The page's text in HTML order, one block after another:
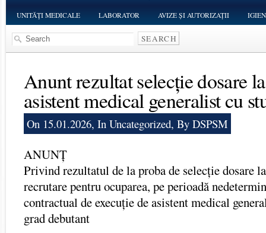
UNITĂŢI MEDICALE LABORATOR AVIZE ȘI AUTORIZAȚII
Anunt rezultat selecție dosare
asistent medical generalist cu
On 15.01.2026, In Uncategorized, By DSPSM
ANUNȚ
Privind rezultatul de la proba de selecție dosare
recrutare pentru ocuparea, pe perioadă
contractual de execuție de asistent medical
grad debutant